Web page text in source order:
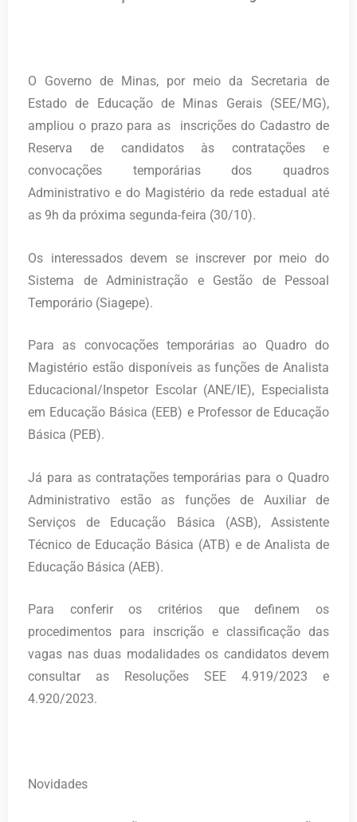
O Governo de Minas, por meio da Secretaria de
Estado de Educação de Minas Gerais (SEE/MG),
ampliou o prazo para as inscrições do Cadastro de
Reserva de candidatos às contratações e
convocações temporárias dos quadros
Administrativo e do Magistério da rede estadual até
as 9h da próxima segunda-feira (30/10).
Os interessados devem se inscrever por meio do
Sistema de Administração e Gestão de Pessoal
Temporário (Siagepe).
Para as convocações temporárias ao Quadro do
Magistério estão disponíveis as funções de Analista
Educacional/Inspetor Escolar (ANE/IE), Especialista
em Educação Básica (EEB) e Professor de Educação
Básica (PEB).
Já para as contratações temporárias para o Quadro
Administrativo estão as funções de Auxiliar de
Serviços de Educação Básica (ASB), Assistente
Técnico de Educação Básica (ATB) e de Analista de
Educação Básica (AEB).
Para conferir os critérios que definem os
procedimentos para inscrição e classificação das
vagas nas duas modalidades os candidatos devem
consultar as Resoluções SEE 4.919/2023 e
4.920/2023.
Novidades